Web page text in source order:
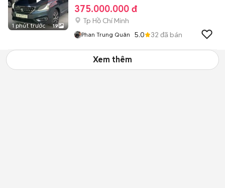
1 phút trước 19
375.000.000 đ
Tp Hồ Chí Minh
Phan Trung Quân 5.0 32 đã bán
Xem thêm